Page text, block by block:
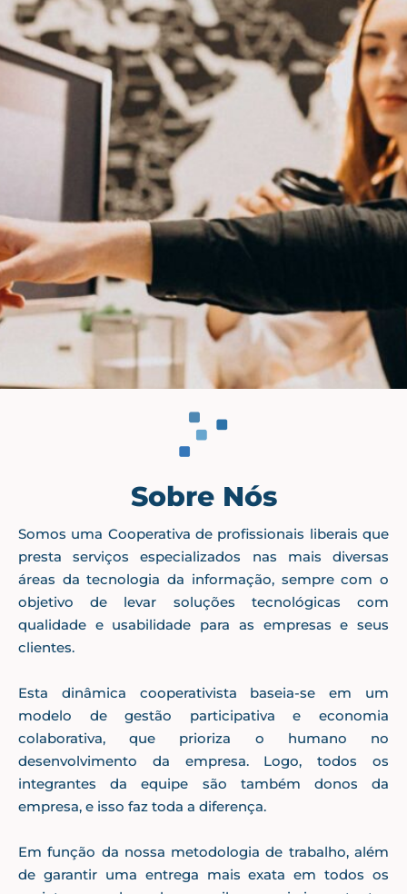
Sobre Nós
Somos uma Cooperativa de profissionais liberais que
presta serviços especializados nas mais diversas
áreas da tecnologia da informação, sempre com o
objetivo de levar soluções tecnológicas com
qualidade e usabilidade para as empresas e seus
clientes.
Esta dinâmica cooperativista baseia-se em um
modelo de gestão participativa e economia
colaborativa, que prioriza o humano no
desenvolvimento da empresa. Logo, todos os
integrantes da equipe são também donos da
empresa, e isso faz toda a diferença.
Em função da nossa metodologia de trabalho, além
de garantir uma entrega mais exata em todos os